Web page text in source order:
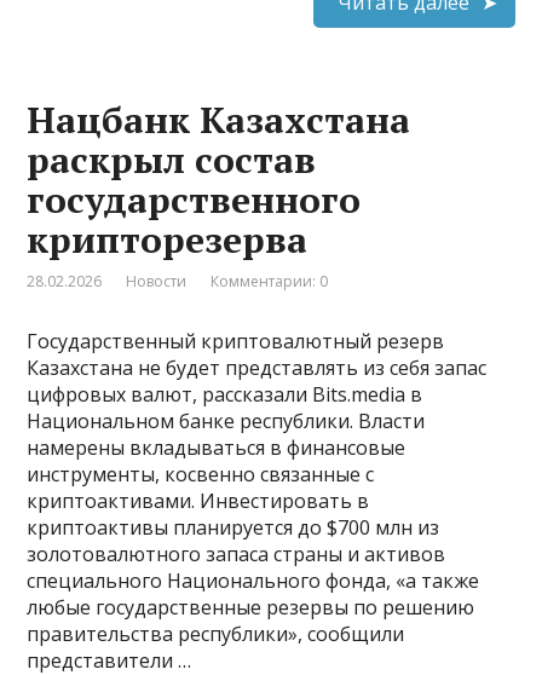
Нацбанк Казахстана
раскрыл состав
государственного
крипторезерва
28.02.2026 Новости Комментарии: 0
Государственный криптовалютный резерв
Казахстана не будет представлять из себя запас
цифровых валют, рассказали Bits.media в
Национальном банке республики. Власти
намерены вкладываться в финансовые
инструменты, косвенно связанные с
криптоактивами. Инвестировать в
криптоактивы планируется до $700 млн из
золотовалютного запаса страны и активов
специального Национального фонда, «а также
любые государственные резервы по решению
правительства республики», сообщили
представители …